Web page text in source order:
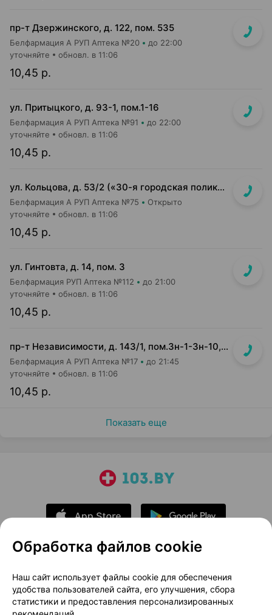
пр-т Дзержинского, д. 122, пом. 535
Белфармация А РУП Аптека №20 до 22:00
10,45 р.
уточняйте обновл. в 11:06
ул. Притыцкого, д. 93-1, пом.1-16
Белфармация А РУП Аптека №91 до 22:00
10,45 р.
уточняйте обновл. в 11:06
ул. Кольцова, д. 53/2 («30-я городская поликлиника»)
Белфармация А РУП Аптека №75 Открыто
10,45 р.
уточняйте обновл. в 11:06
ул. Гинтовта, д. 14, пом. 3
Белфармация РУП Аптека №112 до 21:00
10,45 р.
уточняйте обновл. в 11:06
пр-т Независимости, д. 143/1, пом.3н-1-3н-10, 3н-23, 3н-26
Белфармация А РУП Аптека №17 до 21:45
10,45 р.
уточняйте обновл. в 11:06
Показать еще
О проекте
Новости проекта
Размещение рекламы
Медицинский маркетинг
Публичный договор
Доставка
Обработка файлов cookie
Наш сайт использует файлы cookie для обеспечения
удобства пользователей сайта, его улучшения, сбора
статистики и предоставления персонализированных